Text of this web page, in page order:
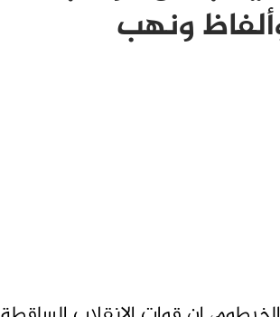
ونهب